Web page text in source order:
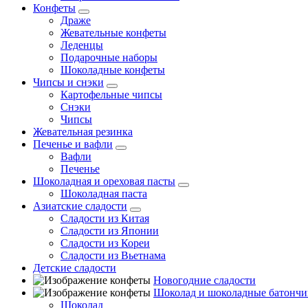
Конфеты
Драже
Жевательные конфеты
Леденцы
Подарочные наборы
Шоколадные конфеты
Чипсы и снэки
Картофельные чипсы
Снэки
Чипсы
Жевательная резинка
Печенье и вафли
Вафли
Печенье
Шоколадная и ореховая пасты
Шоколадная паста
Азиатские сладости
Сладости из Китая
Сладости из Японии
Сладости из Кореи
Сладости из Вьетнама
Детские сладости
Новогодние сладости
Шоколад и шоколадные
Шоколад